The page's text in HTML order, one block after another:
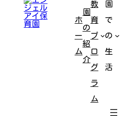
ホ
ー
ム
園
の
紹
介
教
育
プ
ロ
グ
ラ
ム
園
で
の
生
活